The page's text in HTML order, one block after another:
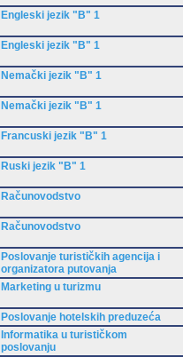
Engleski jezik "B" 1
Engleski jezik "B" 1
Nemački jezik "B" 1
Nemački jezik "B" 1
Francuski jezik "B" 1
Ruski jezik "B" 1
Računovodstvo
Računovodstvo
Poslovanje turističkih agencija i
organizatora putovanja
Marketing u turizmu
Poslovanje hotelskih preduzeća
Informatika u turističkom
poslovanju